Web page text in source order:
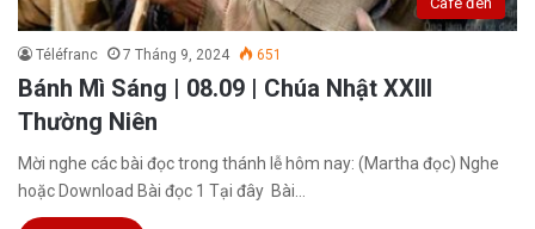
Téléfranc 7 Tháng 9, 2024 651
Bánh Mì Sáng | 08.09 | Chúa Nhật XXIII
Thường Niên
Mời nghe các bài đọc trong thánh lễ hôm nay: (Martha đọc) Nghe
hoặc Download Bài đọc 1 Tại đây Bài…